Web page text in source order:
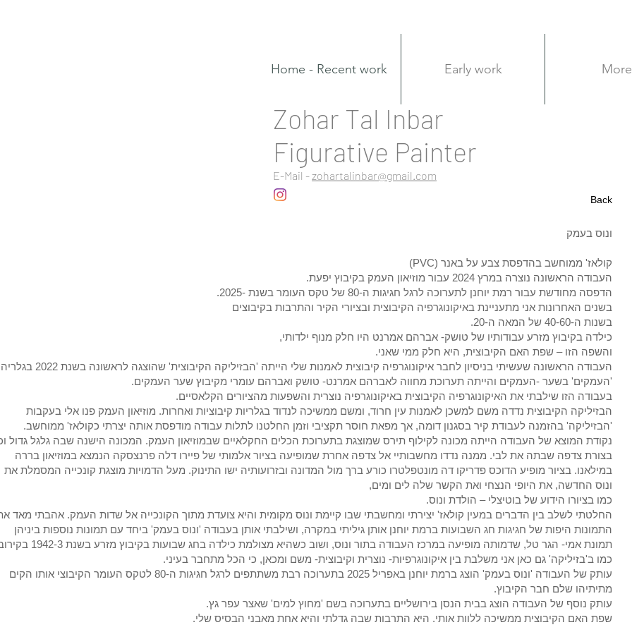
Home - Recent work Early work More
Zohar Tal Inbar
Figurative Painter
E-Mail -zohartalinbar@gmail.com
ונוס בעמק
קולאז' ממוחשב בהדפסת צבע על באנר (PVC)
העבודה הראשונה נוצרה במרץ 2024 עבור מוזיאון העמק בקיבוץ יפעת.
הדפסה מחודשת עבור רמת יוחנן לתערוכה לרגל חגיגות ה-80 של טקס העומר בשנת -2025.
בשנים האחרונות אני מתעניינת באיקונוגרפיה הקיבוצית ובציורי הקיר והתרבות בקיבוצים
בשנות ה-40-60 של המאה ה-20.
כילדה בקיבוץ מזרע עבודותיו של טושק- אברהם אמרנט היו חלק מנוף ילדותי,
והשפה הזו – שפת האם הקיבוצית, היא חלק ממי שאני.
העבודה הראשונה שעשיתי בניסיון לחבר איקונוגרפיה קיבוצית לאמנות שלי הייתה 'הבזיליקה הקיבוצית' שהוצגה לראשונה בשנת 2022 בגלריה
'העמקים' בשער -העמקים והייתה תערוכת מחווה לאברהם אמרנט- טושק ואברהם עומרי מקיבוץ שער העמקים.
בעבודה הזו שילבתי את האיקונוגרפיה הקיבוצית באיקונוגרפיה נוצרית והשפעות מהציורים הקלאסיים.
הבזיליקה הקיבוצית נדדה משם למשכן לאמנות עין חרוד, ומשם ממשיכה לנדוד בגלריות קיבוציות ואחרות. מוזיאון העמק פנו אלי בעקבות
'הבזיליקה' בהזמנה לעבודת קיר בסגנון דומה, אך מפאת חוסר תקציבי וזמן החלטנו לתלות עבודה מודפסת אותה יצרתי כקולאז' ממוחשב.
נקודת המוצא של העבודה הייתה מכונה לקילוף תירס שמוצגת בתערוכת הכלים החקלאיים שבמוזיאון העמק. המכונה הישנה שבה גלגל גדול
בצורת צדפה שבתה את לבי. ממנה נדדו מחשבותיי אל צדפה אחרת שמופיעה בציור אלמותי של פיירו דלה פרנצסקה הנמצא במוזיאון בררה
במילאנו. בציור מופיע הדוכס פדריקו דה מונטפלטרו כורע ברך מול המדונה ובזרועותיה ישו התינוק. מעל הדמויות מוצגת קונכייה המסמלת את
ונוס החדשה, את היופי הנצחי ואת הקשר שלה לים ומים,
כמו בציורו הידוע של בוטיצלי – הולדת ונוס.
החלטתי לשלב בין הדברים במעין קולאז' יצירתי ומחשבתי שבו קיימת ונוס מקומית והיא צועדת מתוך הקונכייה אל שדות העמק. אהבתי מאד
התמונות היפות של חגיגות חג השבועות ברמת יוחנן אותן גיליתי במקרה, ושילבתי אותן בעבודה 'ונוס בעמק' ביחד עם תמונות נוספות ביניהן
תמונת אמי- הגר טל, שדמותה מופיעה במרכז העבודה בתור ונוס, ושוב כשהיא מצולמת כילדה בחג שבועות בקיבוץ מזרע בשנת 1942-3 בקירוב.
כמו ב'בזיליקה' גם כאן אני משלבת בין איקונוגרפיות- נוצרית וקיבוצית- משם ומכאן, כי הכל מתחבר בעיני.
עותק של העבודה 'ונוס בעמק' הוצג ברמת יוחנן באפריל 2025 בתערוכה רבת משתתפים לרגל חגיגות ה-80 לטקס העומר הקיבוצי אותו הקים
מתיתיהו שלם חבר הקיבוץ.
עותק נוסף של העבודה הוצג בבית הנסן בירושליים בתערוכה בשם 'מחוץ למים' שאצר עפר גץ.
שפת האם הקיבוצית ממשיכה ללוות אותי. היא התרבות שבה גדלתי והיא אחת מאבני הבסיס שלי.
Back